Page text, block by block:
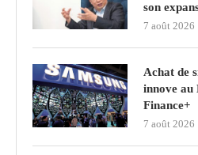
son
7 août 2026
Achat de
innove au
Finance+
7 août 2026